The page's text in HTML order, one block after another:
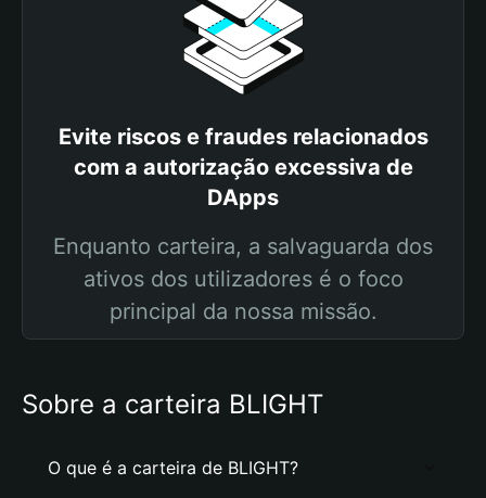
Evite riscos e fraudes relacionados
com a autorização excessiva de
DApps
Enquanto carteira, a salvaguarda dos
ativos dos utilizadores é o foco
principal da nossa missão.
Sobre a carteira BLIGHT
O que é a carteira de BLIGHT?